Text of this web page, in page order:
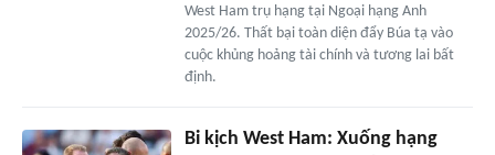
West Ham trụ hạng tại Ngoại hạng Anh
2025/26. Thất bại toàn diện đẩy Búa tạ vào
cuộc khủng hoảng tài chính và tương lai bất
định.
Bi kịch West Ham: Xuống hạng